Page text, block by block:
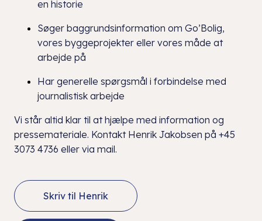
en historie
Søger baggrundsinformation om Go’Bolig,
vores byggeprojekter eller vores måde at
arbejde på
Har generelle spørgsmål i forbindelse med
journalistisk arbejde
Vi står altid klar til at hjælpe med information og
pressemateriale. Kontakt Henrik Jakobsen på +45
3073 4736 eller via mail.
Skriv til Henrik